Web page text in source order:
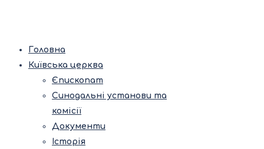
Головна
Київська церква
Єпископат
Синодальні установи та
комісії
Документи
Історія